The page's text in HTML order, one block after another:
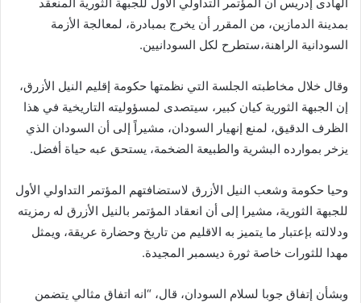
بمدينة الدمازين، من المقرر أن يخرج بمبادرة، لمعالجة الأزمة
السودانية الراهنة،ستطرح لكل السودانيين.
وقال خلال مخاطبته الجلسة التي نظمتها حكومة إقليم النيل الأزرق،
إن الجبهة الثورية كيان كبير، سيتصدى لمسؤوليته التاريخية في هذا
الظرف الدقيق، لمنع إنهيار السودان، مشيراً إلى أن السودان الذي
يزخر بموارده البشرية والطبيعة الضخمة، يستحق عبه حياة أفضل.
وحيا حكومة وشعب النيل الأزرق لاستضافتهم المؤتمر التداولي الأول
للجبهة الثورية، مشيرا إلى أن انعقاد المؤتمر بالنيل الأزرق له رمزيته
ودلالته بإعتبار ما يتميز به الاقليم من تاريخ وحضارة عريقة، ويمثل
مهدا للثورات خاصة ثورة ديسمبر المجيدة.
وبشأن إتفاق جوبا لسلام السودان، قال، “انه اتفاق مثالي يتضمن